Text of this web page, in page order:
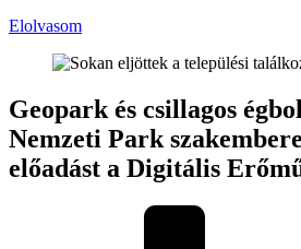
Elolvasom
Geopark és csillagos
Nemzeti Park
előadást a Digitális